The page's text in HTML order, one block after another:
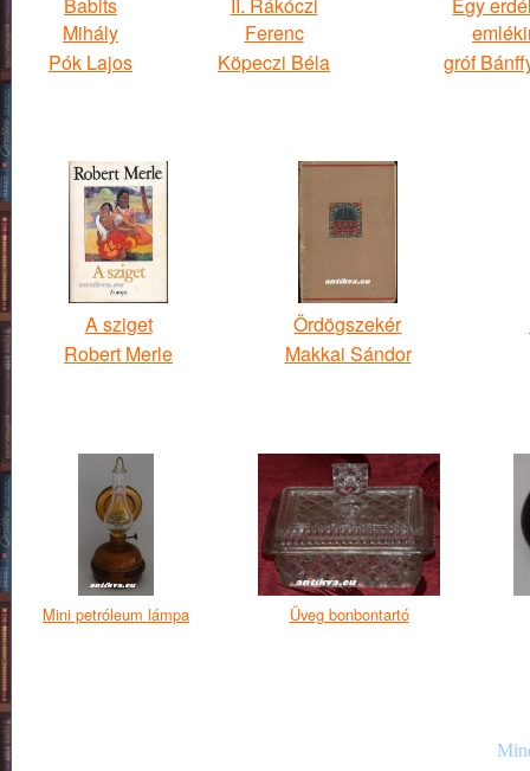
Mihály
Pók Lajos
Ferenc
Köpeczi Béla
gróf
A sziget
Robert Merle
Ördögszekér
Makkai Sándor
Mini petróleum lámpa Üveg bonbontartó